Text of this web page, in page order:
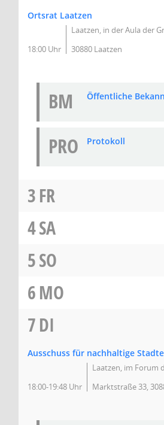
Ortsrat Laatzen
18:00 Uhr
Laatzen, in der Aula der
30880 Laatzen
BM Öffentliche
PRO Protokoll
3FR
4SA
5SO
6MO
7DI
Ausschuss für nachhaltige
18:00-19:48 Uhr
Laatzen, im Forum
Marktstraße 33,